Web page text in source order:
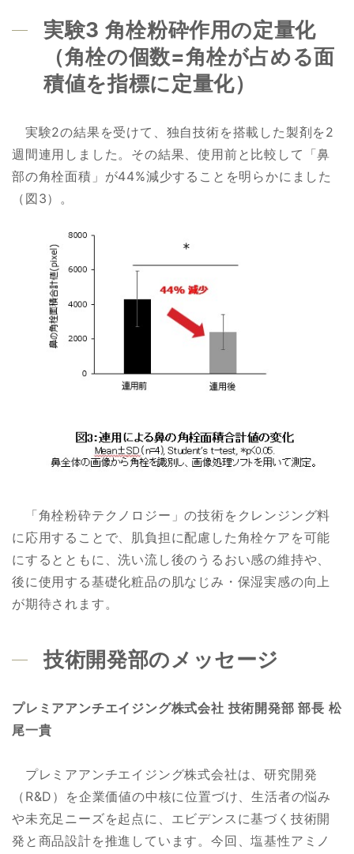
実験3 角栓粉砕作用の定量化
（角栓の個数=角栓が占める面
積値を指標に定量化）
実験2の結果を受けて、独自技術を搭載した製剤を2
週間連用しました。その結果、使用前と比較して「鼻
部の角栓面積」が44%減少することを明らかにました
（図3）。
「角栓粉砕テクノロジー」の技術をクレンジング料
に応用することで、肌負担に配慮した角栓ケアを可能
にするとともに、洗い流し後のうるおい感の維持や、
後に使用する基礎化粧品の肌なじみ・保湿実感の向上
が期待されます。
技術開発部のメッセージ
プレミアアンチエイジング株式会社 技術開発部 部長 松
尾一貴
プレミアアンチエイジング株式会社は、研究開発
（R&D）を企業価値の中核に位置づけ、生活者の悩み
や未充足ニーズを起点に、エビデンスに基づく技術開
発と商品設計を推進しています。今回、塩基性アミノ